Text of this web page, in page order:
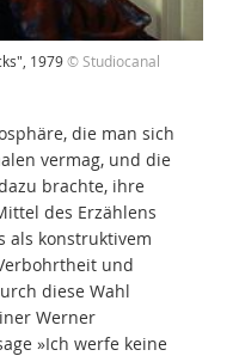
1979© Studiocanal
die man sich
vermag, und die
brachte, ihre
des Erzählens
als konstruktivem
und
diese Wahl
Werner
»Ich werfe keine